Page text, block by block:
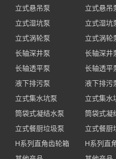
立式悬吊泵
立式湿坑泵
立式涡轮泵
长轴深井泵
长轴透平泵
液下排污泵
立式集水坑泵
筒袋式凝结水泵
立式餐厨垃圾泵
H系列直角齿轮箱
立式悬吊
立式湿坑
立式涡轮
长轴深井
长轴透平
液下排污
立式集水
筒袋式凝
立式餐厨
H系列直